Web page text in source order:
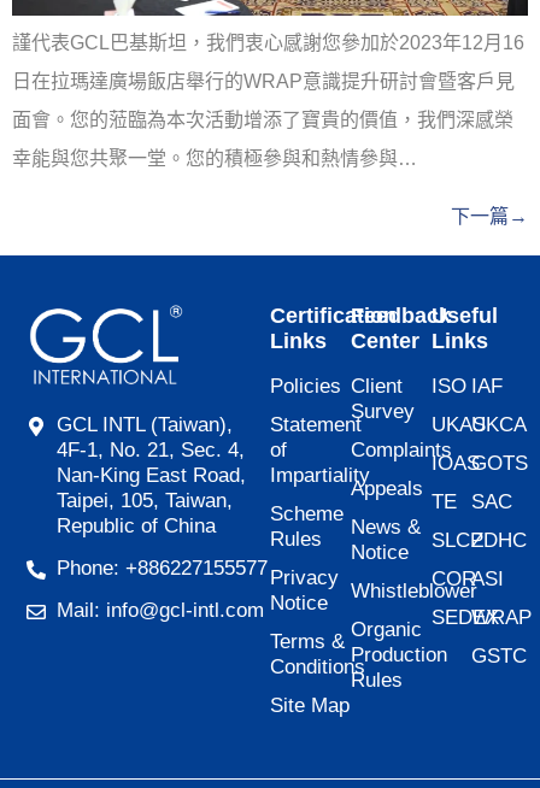
謹代表GCL巴基斯坦，我們衷心感謝您參加於2023年12月16
日在拉瑪達廣場飯店舉行的WRAP意識提升研討會暨客戶見
面會。您的蒞臨為本次活動增添了寶貴的價值，我們深感榮
幸能與您共聚一堂。您的積極參與和熱情參與…
下一篇 →
GCL INTL (Taiwan),
4F-1, No. 21, Sec. 4,
Nan-King East Road,
Taipei, 105, Taiwan,
Republic of China
Phone: +886227155577
Mail: info@gcl-intl.com
Certification
Links
Policies
Statement
of
Impartiality
Scheme
Rules
Privacy
Notice
Terms &
Conditions
Site Map
Feedback
Center
Client
Survey
Complaints
Appeals
News &
Notice
Whistleblower
Organic
Production
Rules
Useful
Links
ISO
UKAS
IOAS
TE
SLCP
COR
SEDEX
IAF
UKCA
GOTS
SAC
ZDHC
ASI
WRAP
GSTC